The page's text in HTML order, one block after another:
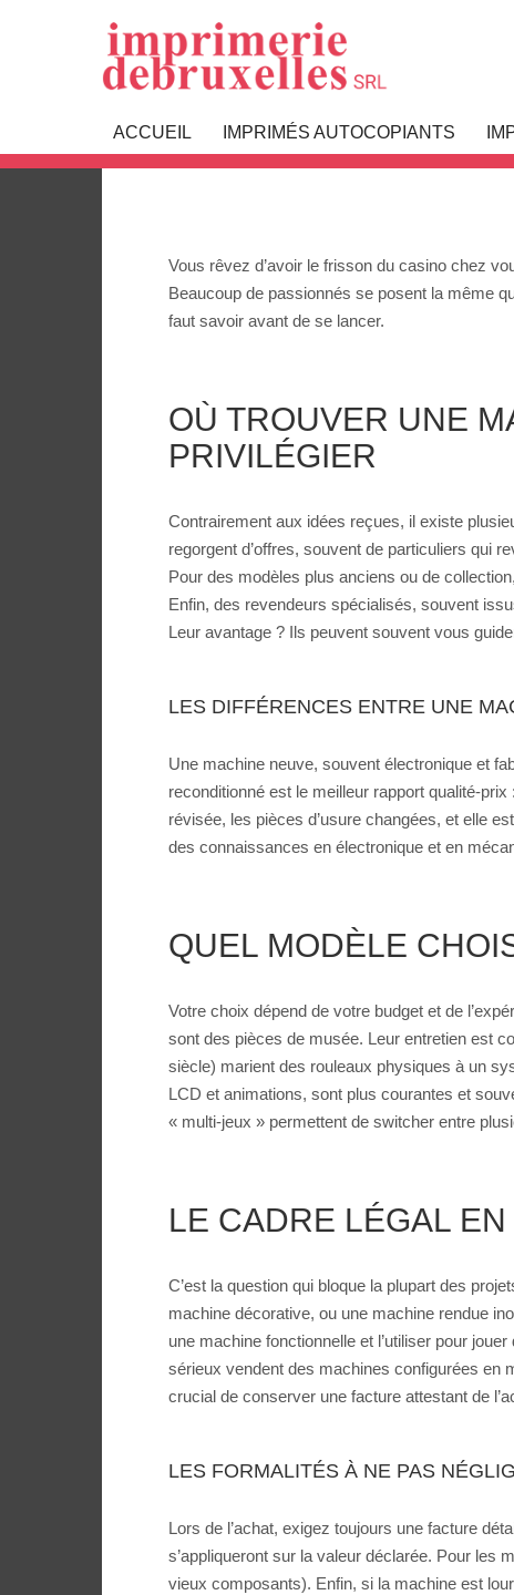
ACCUEIL IMPRIMÉS AUTOCOPIANTS
Machine À
Vous rêvez d’avoir le frisson du casino chez
Beaucoup de passionnés se posent la même
faut savoir avant de se lancer.
OÙ TROUVER UNE
PRIVILÉGIER
Contrairement aux idées reçues, il existe
regorgent d’offres, souvent de particuliers qui
Pour des modèles plus anciens ou de
Enfin, des revendeurs spécialisés, souvent
Leur avantage ? Ils peuvent souvent vous
LES DIFFÉRENCES ENTRE UNE
Une machine neuve, souvent électronique et
reconditionné est le meilleur rapport qualité-
révisée, les pièces d’usure changées, et elle
des connaissances en électronique et en
QUEL MODÈLE
Votre choix dépend de votre budget et de
sont des pièces de musée. Leur entretien est
siècle) marient des rouleaux physiques à un
LCD et animations, sont plus courantes et
« multi-jeux » permettent de switcher entre
LE CADRE LÉGAL
C’est la question qui bloque la plupart des
machine décorative, ou une machine rendue
une machine fonctionnelle et l’utiliser pour
sérieux vendent des machines configurées en
crucial de conserver une facture attestant de
LES FORMALITÉS À NE PAS
Lors de l’achat, exigez toujours une facture
s’appliqueront sur la valeur déclarée. Pour les
vieux composants). Enfin, si la machine est